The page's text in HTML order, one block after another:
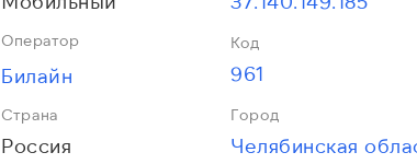
Оператор
Билайн
Код
961
Страна
Россия
Город
Челябинская